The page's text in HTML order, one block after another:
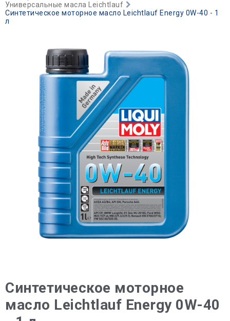
Универсальные масла Leichtlauf
Синтетическое моторное масло Leiсhtlauf Energy 0W-40 - 1
л
Синтетическое моторное
масло Leiсhtlauf Energy 0W-40